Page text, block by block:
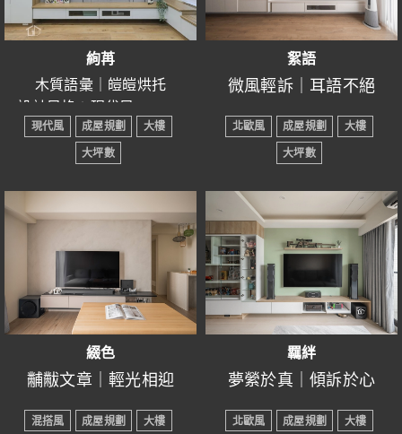
將老屋從未有過的設計帶
入其中，賦予全新靈魂，
讓業主不亦樂乎。
細細思索生活最純粹的意
涵，擁抱北歐的自然靈
魂，
剎那間彷彿與世隔絕，與
設計的原始精神合而為
懦弱，如同玫瑰花般綻
放，散發出迷人香氣。
Believe you can, then you will.
-《花木蘭》
音，你最想要的是什麼呢?
因屋主特別鍾愛無印簡約
風，所以房屋整體色調大
多以白色、灰色、木色組
成，捨棄過多的設計，保
質樸的空間氛圍感。
打開大門，玄關的花磚令
人眼前一亮，一致的灰色
間點綴不同的花樣，使單
調的色彩鮮活了起來。
與沙發齊高的一堵矮牆，
開來，開放式的公領域帶
動線，都是對幸福生活堅
持的象徵。
漆、鋁框屏風…
-----------------------------------
凌駕於線條之上，欲當空
間的主人； 跳脫自我的設
限，放大空間的可能。
以摩登風格為主體，為單
調的環境增添質感，有稜
有角的線條反映業主對生
適時加入金屬吊飾、垂墜
燈罩，營造活潑感，就像
生活的酸甜苦辣，值得我
們細細品嘗。
即便冷冽色系籠罩大面
積，木質調依然是最好的
-----------------------------------
顛覆空間的意像，賦予生
動靈魂；天馬行空的幻
想，便能因此復甦。
每個空間各司其職，恰如
其分的設計帶來一片舒
心。玄關處以明亮通透色
系點綴，敞開門便能感到
放鬆，延伸至客廳由細紗
質窗簾接納光線，賦予空
間活力。
公領域看似單調，卻以不
同型態拼接天花板，深淺
木紋家具交錯，提升整體
視覺豐富度。廚房採開放
絢苒
木質語彙｜皚皚烘托
● 設計風格：現代風
● 所在區域：新竹縣竹北市
● 室內坪數：24坪
● 裝潢屋況：成屋規劃
● 主要建材：鐵件、鋁框門、
高壓成型門、木地板、系統
現代風 成屋規劃
大樓
大坪數
絮語
微風輕訴｜耳語不絕
● 設計風格：北歐風
● 所在區域：新竹縣竹北
● 室內坪數：21坪
● 房屋格局：3房2廳2衛
● 裝潢屋況：成屋規劃
● 主要建材：木地板、六
角磚、系統櫃、洞洞板、
鋁框門、礦物漆、人造石…
-----------------------------------
柔和的光線融入室內，早
晨陽光悄悄喚醒沉睡的
你，在簡約設計中，展現
北歐風 成屋規劃
大樓
大坪數
綴色
黼黻文章｜輕光相迎
● 設計風格：混搭風
混搭風 成屋規劃
大樓
羈絆
夢縈於真｜傾訴於心
● 設計風格：北歐風
北歐風 成屋規劃
大樓